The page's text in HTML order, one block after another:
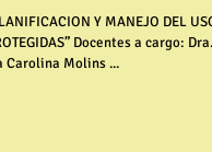
Y MANEJO DEL
a cargo: Dra. Adriana Otero
Carolina Molins ...